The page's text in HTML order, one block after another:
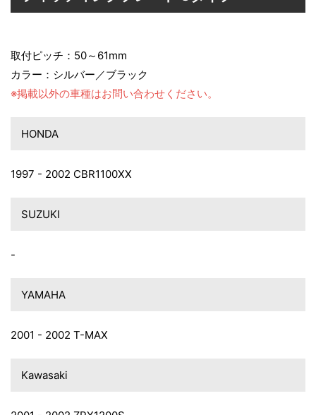
取付ピッチ：50～61mm
カラー：シルバー／ブラック
※掲載以外の車種はお問い合わせください。
HONDA
1997 - 2002 CBR1100XX
SUZUKI
-
YAMAHA
2001 - 2002 T-MAX
Kawasaki